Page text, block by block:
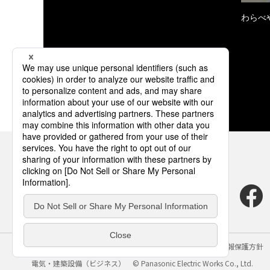
わらべ
サイトのご利用にあたって クッキーポリシー
個人情報保護方針
電気・建築設備（ビジネス）
© Panasonic Electric Works Co., Ltd.